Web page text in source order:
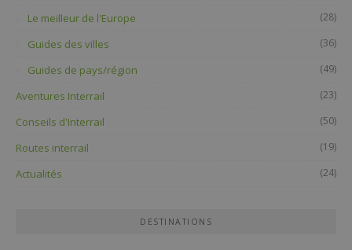
Le meilleur de l'Europe (28)
Guides des villes (36)
Guides de pays/région (49)
Aventures Interrail (23)
Conseils d'Interrail (50)
Routes interrail (19)
Actualités (24)
DESTINATIONS